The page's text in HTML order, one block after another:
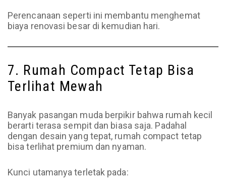
Perencanaan seperti ini membantu menghemat
biaya renovasi besar di kemudian hari.
7. Rumah Compact Tetap Bisa
Terlihat Mewah
Banyak pasangan muda berpikir bahwa rumah kecil
berarti terasa sempit dan biasa saja. Padahal
dengan desain yang tepat, rumah compact tetap
bisa terlihat premium dan nyaman.
Kunci utamanya terletak pada: